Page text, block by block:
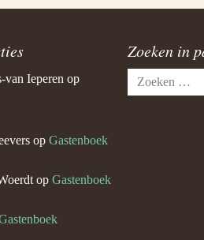
van Ieperen op
op Gastenboek
op Gastenboek
Zoeken in
Zoeken
naar: